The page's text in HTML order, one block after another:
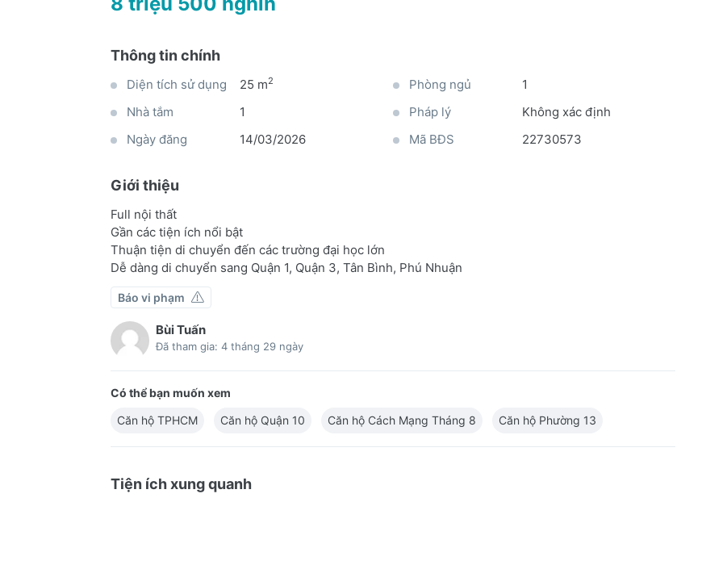
Thông tin chính
Diện tích sử dụng 25 m2 Phòng ngủ
1
Nhà tắm
1 Pháp lý
Không xác định
Ngày đăng
14/03/2026 Mã BĐS 22730573
Giới thiệu
Full nội thất
Gần các tiện ích nổi bật
Thuận tiện di chuyển đến các trường đại học lớn
Dễ dàng di chuyển sang Quận 1, Quận 3, Tân Bình, Phú Nhuận
Báo vi phạm
Bùi Tuấn
Đã tham gia: 4 tháng 29 ngày
Có thể bạn muốn xem
Căn hộ TPHCM
Căn hộ Quận 10 Căn hộ Cách Mạng Tháng 8 Căn hộ Phường 13
Tiện ích xung quanh